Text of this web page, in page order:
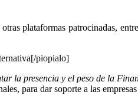
plataformas patrocinadas,
piopialo]
la presencia y el peso de la
para dar soporte a las